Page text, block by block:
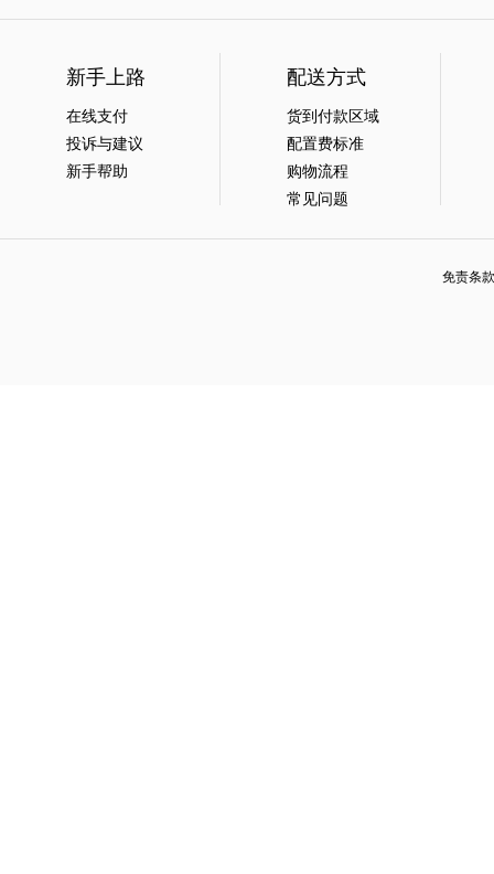
新手上路
在线支付
投诉与建议
新手帮助
配送方式
货到付款区域
配置费标准
购物流程
常见问题
免责条款